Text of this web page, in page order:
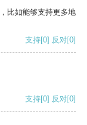
比如能够支持更多地
支持[0] 反对[0]
支持[0] 反对[0]